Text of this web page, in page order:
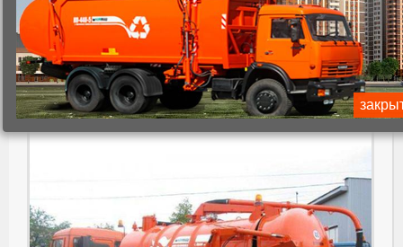
Коммунальная техника
Запчасти для коммунальной техники
Запасные части к илососным машинам
Крышка цистерны
КО-507АМ.21.02.000